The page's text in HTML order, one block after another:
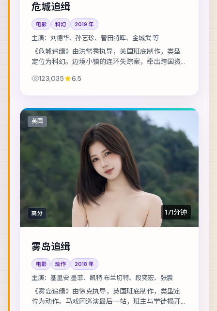
危城追缉
电影 科幻 2019 年
主演： 刘德华、孙艺珍、菅田将晖、金城武 等
《危城追缉》由洪常秀执导，美国班底制作，类型
定位为科幻。边境小镇的连环失踪案，牵出跨国资
晖 等，表演层次丰富。节奏层层推进，伏笔在第...
123,035 6.5
英国
高分 171分钟
雾岛追缉
电影 动作 2018 年
主演： 基里安·墨菲、凯特·布兰切特、段奕宏、张震
《雾岛追缉》由徐克执导，英国班底制作，类型定
位为动作。马戏团巡演最后一站，班主与学徒揭开